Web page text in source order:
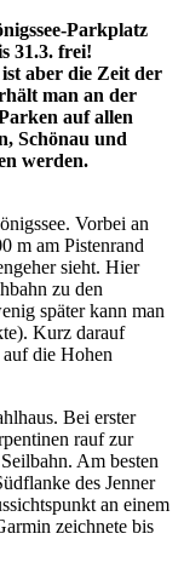
Parkplatz
31.3. frei!
aber die Zeit der
man an der
auf allen
Schönau und
werden.
Vorbei an
m am Pistenrand
sieht. Hier
zu den
später kann man
Kurz darauf
die Hohen
Bei erster
rauf zur
Am besten
des Jenner
an einem
zeichnete bis